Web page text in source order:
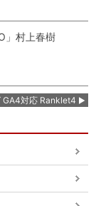
」村上春樹
GA4対応 Ranklet4